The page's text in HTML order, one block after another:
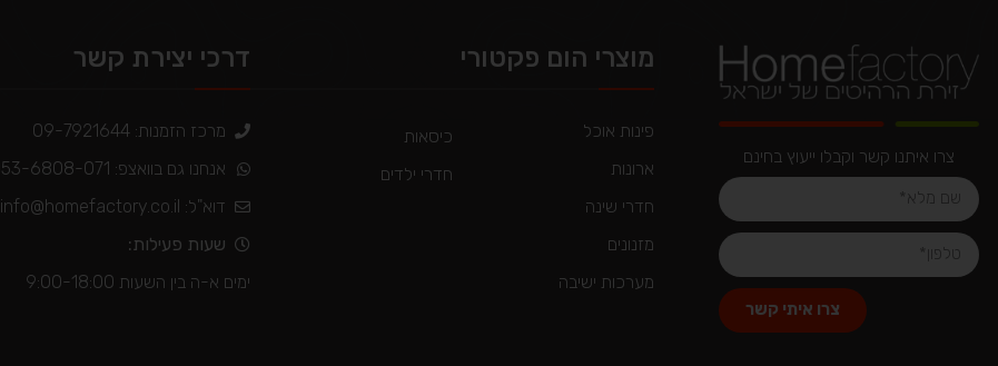
צרו איתנו קשר וקבלו ייעוץ בחינם
צרו איתי קשר
מוצרי הום פקטורי
פינות אוכל
ארונות
חדרי שינה
מזנונים
מערכות ישיבה
כיסאות
חדרי ילדים
דרכי יצירת קשר
מרכז הזמנות: 09-7921644
אנחנו גם בוואצפ: 053-6808-071
דוא"ל: info@homefactory.co.il
שעות פעילות:
ימים א-ה בין השעות 9:00-18:00